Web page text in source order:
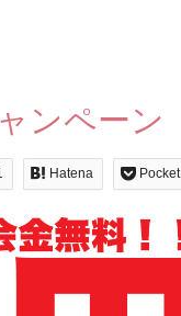
ンペーン
Hatena Pocket